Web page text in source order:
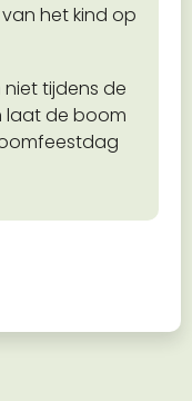
het kind op
tijdens de
laat de boom